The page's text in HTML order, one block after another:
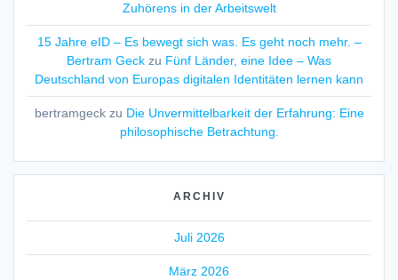
Zuhörens in der Arbeitswelt
15 Jahre eID – Es bewegt sich was. Es geht noch mehr. –
Bertram Geck zu Fünf Länder, eine Idee – Was
Deutschland von Europas digitalen Identitäten lernen kann
bertramgeckzu Die Unvermittelbarkeit der Erfahrung: Eine
philosophische Betrachtung.
ARCHIV
Juli 2026
März 2026